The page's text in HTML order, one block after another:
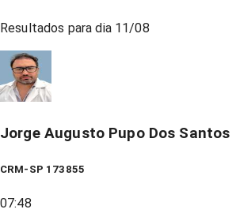
Resultados para dia 11/08
Jorge Augusto Pupo Dos Santos
CRM-SP 173855
07:48